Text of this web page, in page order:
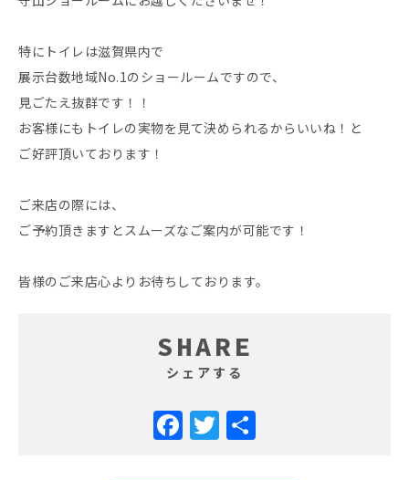
特にトイレは滋賀県内で
展示台数地域No.1のショールームですので、
見ごたえ抜群です！！
お客様にもトイレの実物を見て決められるからいいね！と
ご好評頂いております！
ご来店の際には、
ご予約頂きますとスムーズなご案内が可能です！
皆様のご来店心よりお待ちしております。
SHARE
シェアする
Facebook
Twitter